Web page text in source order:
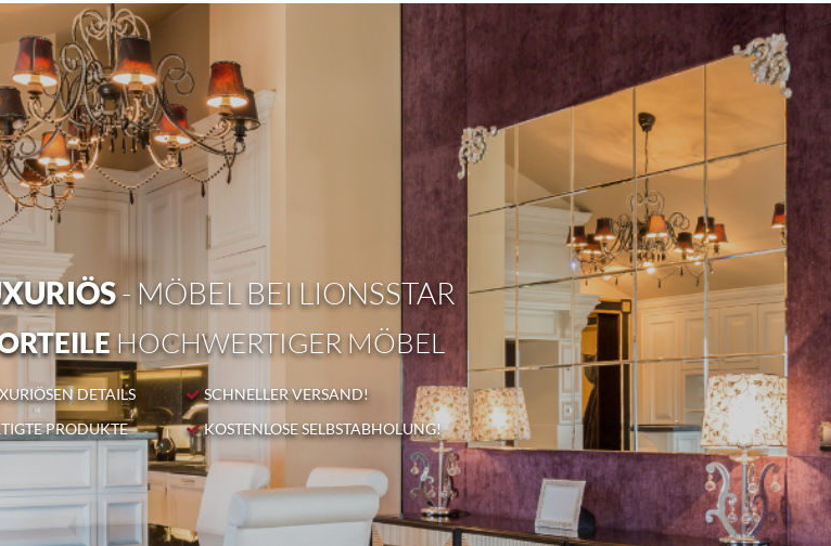
- MÖBEL BEI LIONSSTAR
HOCHWERTIGER MÖBEL
DETAILS
PRODUKTE
SCHNELLER VERSAND!
KOSTENLOSE SELBSTABHOLUNG!